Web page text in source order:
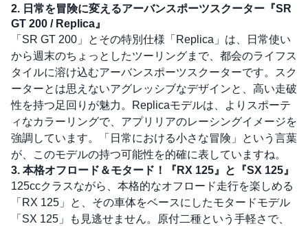
2. 日常を冒険に変えるアーバンスポーツスクーター『SR
GT 200 / Replica』
「SR GT 200」とその特別仕様「Replica」は、日常使い
から週末のちょっとしたツーリングまで、都会のライフス
タイルに溶け込むアーバンスポーツスクーターです。スク
ーターとは思えないアグレッシブなデザインと、高い走破
性を持つ足回りが魅力。Replicaモデルは、よりスポーテ
ィなカラーリングで、アプリリアのレーシングイメージを
強調しています。「日常における小さな冒険」という言葉
が、このモデルの持つ可能性を的確に表していますね。
3. 本格オフロード＆モタード！『RX 125』と『SX 125』
125ccクラスながら、本格的なオフロード走行を楽しめる
「RX 125」と、その車体をベースにしたモタードモデル
「SX 125」も見逃せません。原付二種という手軽さで、